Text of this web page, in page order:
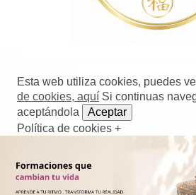
Esta web utiliza cookies, puedes
de cookies, aquí Si continuas
aceptándola
Aceptar
Política de cookies +